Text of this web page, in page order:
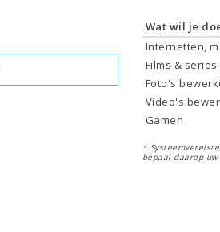
Wat wil je
Internetten,
Films &
Foto's
Video's
Gamen
*
bepaal daarop uw